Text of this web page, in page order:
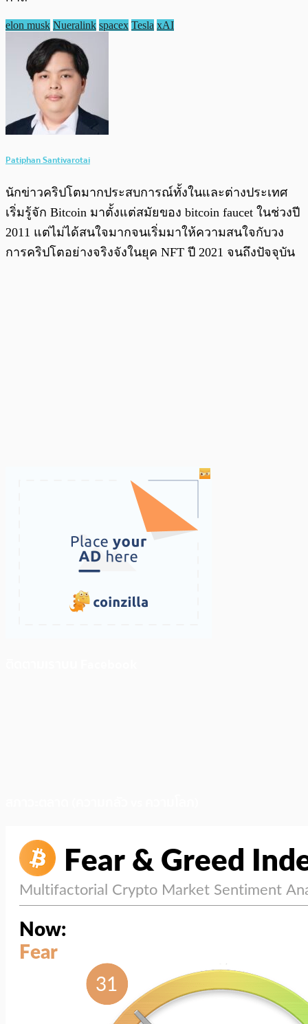
elon musk Nueralink spacex Tesla xAI
Patiphan Santivarotai
นักข่าวคริปโตมากประสบการณ์ทั้งในและต่างประเทศ
เริ่มรู้จัก Bitcoin มาตั้งแต่สมัยของ bitcoin faucet ในช่วงปี
2011 แต่ไม่ได้สนใจมากจนเริ่มมาให้ความสนใจกับวง
การคริปโตอย่างจริงจังในยุค NFT ปี 2021 จนถึงปัจจุบัน